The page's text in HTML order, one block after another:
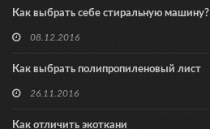
Как выбрать себе стиральную машину?
08.12.2016
Как выбрать полипропиленовый лист
26.11.2016
Как отличить экоткани